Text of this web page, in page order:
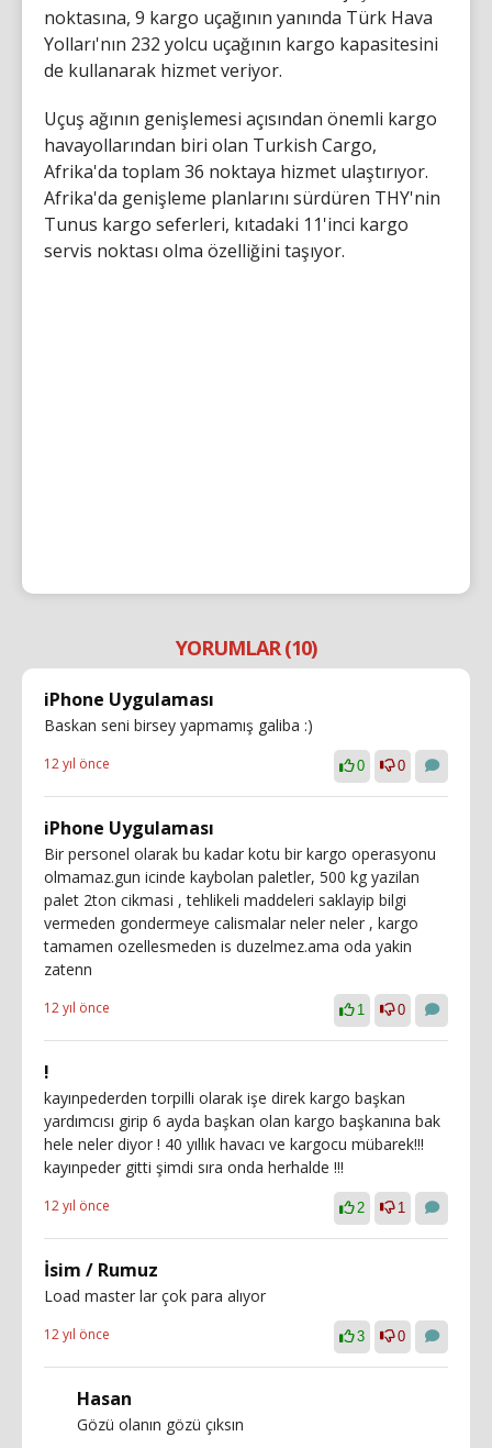
noktasına, 9 kargo uçağının yanında Türk Hava
Yolları'nın 232 yolcu uçağının kargo kapasitesini
de kullanarak hizmet veriyor.
Uçuş ağının genişlemesi açısından önemli kargo
havayollarından biri olan Turkish Cargo,
Afrika'da toplam 36 noktaya hizmet ulaştırıyor.
Afrika'da genişleme planlarını sürdüren THY'nin
Tunus kargo seferleri, kıtadaki 11'inci kargo
servis noktası olma özelliğini taşıyor.
YORUMLAR (10)
iPhone Uygulaması
Baskan seni birsey yapmamış galiba :)
12 yıl önce 0 0
iPhone Uygulaması
Bir personel olarak bu kadar kotu bir kargo operasyonu
olmamaz.gun icinde kaybolan paletler, 500 kg yazilan
palet 2ton cikmasi , tehlikeli maddeleri saklayip bilgi
vermeden gondermeye calismalar neler neler , kargo
tamamen ozellesmeden is duzelmez.ama oda yakin
zatenn
12 yıl önce 1 0
!
kayınpederden torpilli olarak işe direk kargo başkan
yardımcısı girip 6 ayda başkan olan kargo başkanına bak
hele neler diyor ! 40 yıllık havacı ve kargocu mübarek!!!
kayınpeder gitti şimdi sıra onda herhalde !!!
12 yıl önce 2 1
İsim / Rumuz
Load master lar çok para alıyor
12 yıl önce 3 0
Hasan
Gözü olanın gözü çıksın